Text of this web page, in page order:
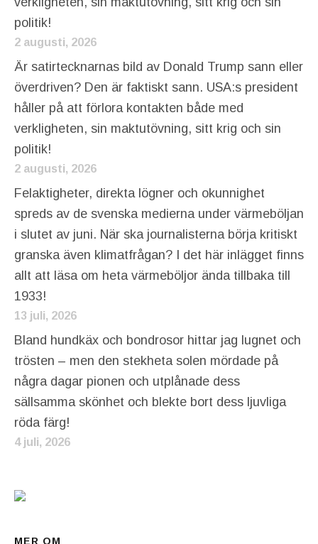
politik!
2 augusti, 2026
Är satirtecknarnas bild av Donald Trump sann eller
överdriven? Den är faktiskt sann. USA:s president
håller på att förlora kontakten både med
verkligheten, sin maktutövning, sitt krig och sin
politik!
2 augusti, 2026
Felaktigheter, direkta lögner och okunnighet
spreds av de svenska medierna under värmeböljan
i slutet av juni. När ska journalisterna börja kritiskt
granska även klimatfrågan? I det här inlägget finns
allt att läsa om heta värmeböljor ända tillbaka till
1933!
13 juli, 2026
Bland hundkäx och bondrosor hittar jag lugnet och
trösten – men den stekheta solen mördade på
några dagar pionen och utplånade dess
sällsamma skönhet och blekte bort dess ljuvliga
röda färg!
4 juli, 2026
MER OM